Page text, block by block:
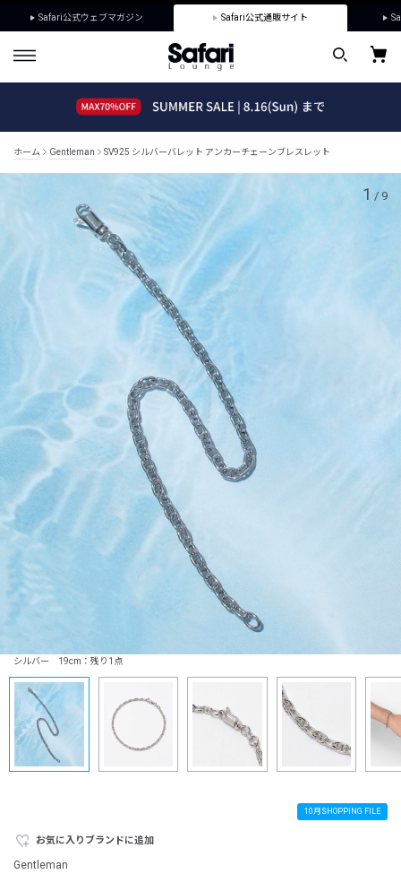
Safari公式ウェブマガジン Safari公式通販サイト
ホーム Gentleman SV925 シルバーバレット アンカーチェーンブレスレット
シルバー 19cm：残り1点
1 / 9
10月SHOPPING FILE
お気に入りブランドに追加
Gentleman